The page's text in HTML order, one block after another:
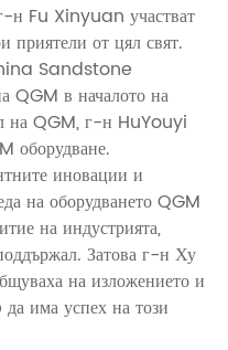
н Fu Xinyuan участват
приятели от цял ​​свят.
Sandstone
в началото на
на QGM, г-н HuYouyi
оборудване.
иновации и
на оборудването QGM
на индустрията,
Затова г-н Ху
на изложението и
има успех на този